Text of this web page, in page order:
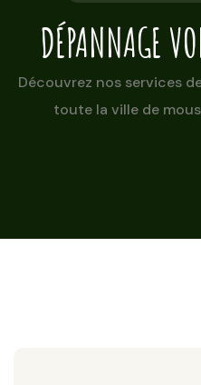
DÉPANNAGE
Découvrez nos services
toute la ville de